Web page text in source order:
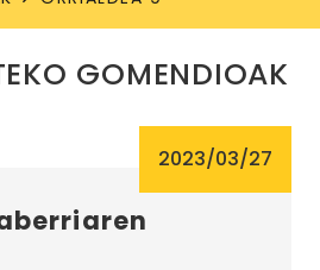
GOMENDIOAK
2023/03/27